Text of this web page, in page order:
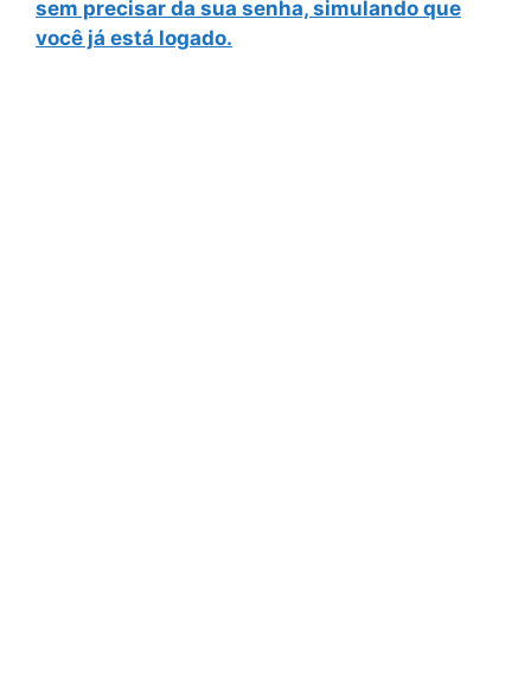
sem precisar da sua senha, simulando que
você já está logado.